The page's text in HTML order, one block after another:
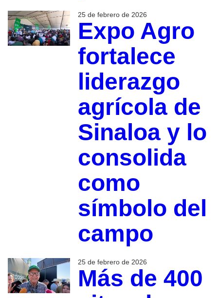
25 de febrero de 2026
Expo Agro
fortalece
liderazgo
agrícola de
Sinaloa y lo
consolida
como
símbolo del
campo
25 de febrero de 2026
Más de 400